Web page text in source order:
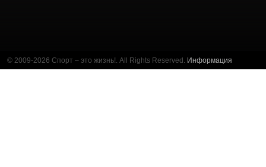
© 2009-2026 Спорт – это жизнь!. All Rights Reserved. Информация